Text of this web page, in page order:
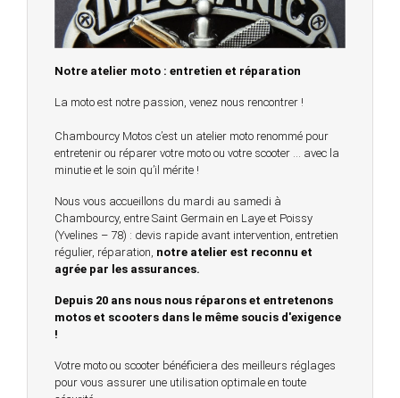
Notre atelier moto : entretien et réparation
La moto est notre passion, venez nous rencontrer !
Chambourcy Motos c’est un atelier moto renommé pour
entretenir ou réparer votre moto ou votre scooter … avec la
minutie et le soin qu’il mérite !
Nous vous accueillons du mardi au samedi à
Chambourcy, entre Saint Germain en Laye et Poissy
(Yvelines – 78) : devis rapide avant intervention, entretien
régulier, réparation, notre atelier est reconnu et
agrée par les assurances.
Depuis 20 ans nous nous réparons et entretenons
motos et scooters dans le même soucis d'exigence
!
Votre moto ou scooter bénéficiera des meilleurs réglages
pour vous assurer une utilisation optimale en toute